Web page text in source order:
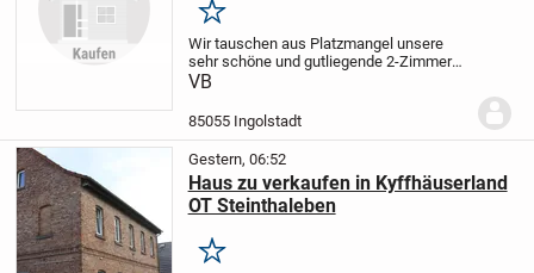
Merken
Wir tauschen aus Platzmangel unsere
sehr schöne und gutliegende 2-Zimmer
Erdgeschoß Wohnung mit 61m
Tiefgaragenplatz gegen älteres Haus.Die
Wohnung ist neu...
VB
85055 Ingolstadt
Gestern, 06:52
Haus zu verkaufen in Kyffhäuserland
OT Steinthaleben
Merken